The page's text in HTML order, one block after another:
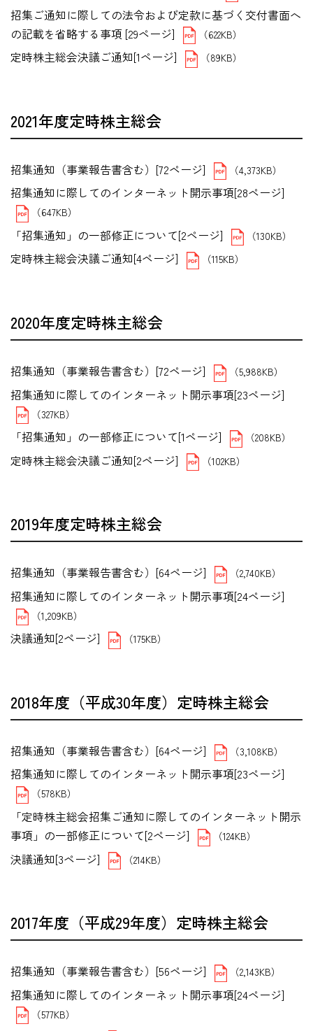
招集ご通知に際しての法令および定款に基づく交付書面へ
の記載を省略する事項 [29ページ]
（622KB）
定時株主総会決議ご通知[1ページ] （89KB）
2021年度定時株主総会
招集通知（事業報告書含む）[72ページ] （4,373KB）
招集通知に際してのインターネット開示事項[28ページ]
（647KB）
「招集通知」の一部修正について[2ページ] （130KB）
定時株主総会決議ご通知[4ページ] （115KB）
2020年度定時株主総会
招集通知（事業報告書含む）[72ページ] （5,988KB）
招集通知に際してのインターネット開示事項[23ページ]
（327KB）
「招集通知」の一部修正について[1ページ] （208KB）
定時株主総会決議ご通知[2ページ] （102KB）
2019年度定時株主総会
招集通知（事業報告書含む）[64ページ] （2,740KB）
招集通知に際してのインターネット開示事項[24ページ]
（1,209KB）
決議通知[2ページ] （175KB）
2018年度（平成30年度）定時株主総会
招集通知（事業報告書含む）[64ページ] （3,108KB）
招集通知に際してのインターネット開示事項[23ページ]
（578KB）
「定時株主総会招集ご通知に際してのインターネット開示
事項」の一部修正について[2ページ]
（124KB）
決議通知[3ページ] （214KB）
2017年度（平成29年度）定時株主総会
招集通知（事業報告書含む）[56ページ] （2,143KB）
招集通知に際してのインターネット開示事項[24ページ]
（577KB）